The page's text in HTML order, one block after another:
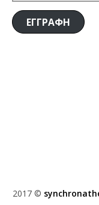
ΕΓΓΡΑΦΗ
2017 ©